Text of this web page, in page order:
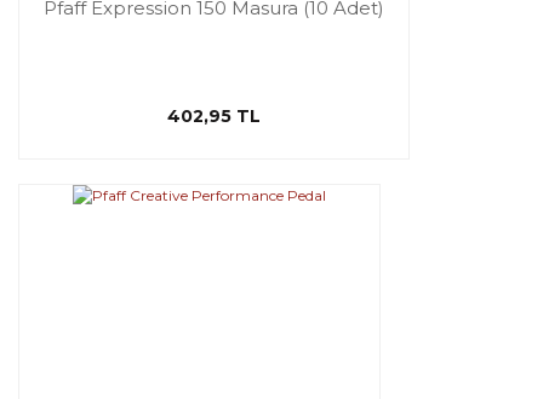
Pfaff Expression 150 Masura (10 Adet)
402,95 TL